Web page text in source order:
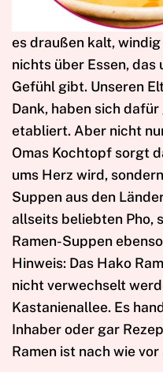
es draußen kalt,
nichts über Essen,
Gefühl gibt. Unseren
Dank, haben sich
etabliert. Aber nicht
Omas Kochtopf sorgt
ums Herz wird,
Suppen aus den
allseits beliebten Pho,
Ramen-Suppen
Hinweis: Das Hako
nicht verwechselt
Kastanienallee. Es
Inhaber oder gar
Ramen ist nach wie